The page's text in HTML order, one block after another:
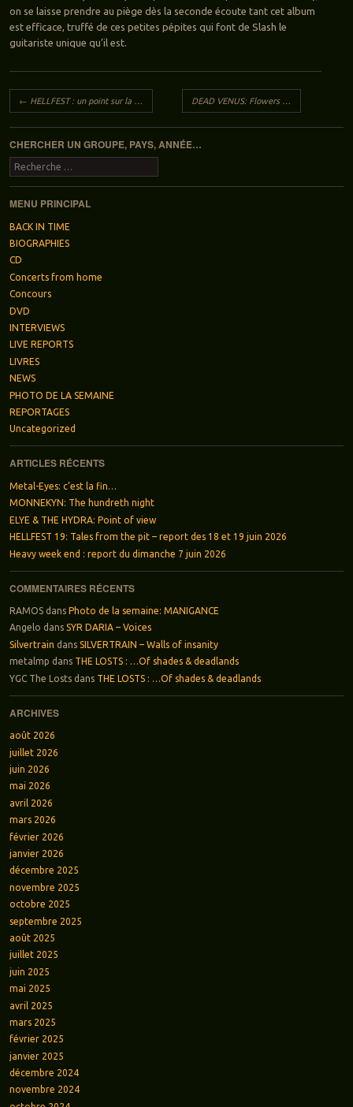
on se laisse prendre au piège dès la seconde écoute tant cet album
est efficace, truffé de ces petites pépites qui font de Slash le
guitariste unique qu’il est.
Navigation des articles
← HELLFEST : un point sur la programmation DEAD VENUS: Flowers & pain
CHERCHER UN GROUPE, PAYS, ANNÉE…
Recherche
MENU PRINCIPAL
BACK IN TIME
BIOGRAPHIES
CD
Concerts from home
Concours
DVD
INTERVIEWS
LIVE REPORTS
LIVRES
NEWS
PHOTO DE LA SEMAINE
REPORTAGES
Uncategorized
ARTICLES RÉCENTS
Metal-Eyes: c’est la fin…
MONNEKYN: The hundreth night
ELYE & THE HYDRA: Point of view
HELLFEST 19: Tales from the pit – report des 18 et 19 juin 2026
Heavy week end : report du dimanche 7 juin 2026
COMMENTAIRES RÉCENTS
RAMOSdans Photo de la semaine: MANIGANCE
Angelo dans SYR DARIA – Voices
Silvertrain dans SILVERTRAIN – Walls of insanity
metalmp dans THE LOSTS : …Of shades & deadlands
YGC The Lostsdans THE LOSTS : …Of shades & deadlands
ARCHIVES
août 2026
juillet 2026
juin 2026
mai 2026
avril 2026
mars 2026
février 2026
janvier 2026
décembre 2025
novembre 2025
octobre 2025
septembre 2025
août 2025
juillet 2025
juin 2025
mai 2025
avril 2025
mars 2025
février 2025
janvier 2025
décembre 2024
novembre 2024